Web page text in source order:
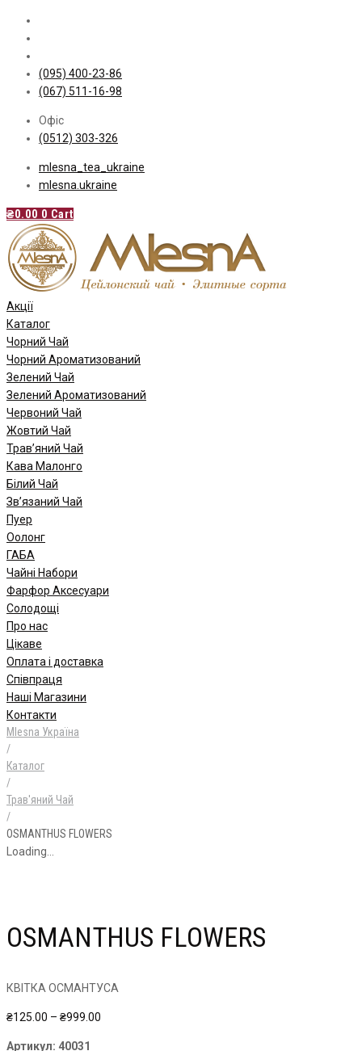
Skip
content
(095) 400-23-86
(067) 511-16-98
Офіс
(0512) 303-326
mlesna_tea_ukraine
mlesna.ukraine
₴0.00 0 Cart
Акції
Каталог
Чорний Чай
Чорний Ароматизований
Зелений Чай
Зелений Ароматизований
Червоний Чай
Жовтий Чай
Трав’яний Чай
Кава Малонго
Білий Чай
Зв’язаний Чай
Пуер
Oолонг
ГАБА
Чайні Набори
Фарфор Аксесуари
Солодощі
Про нас
Цікаве
Оплата і доставка
Співпраця
Наші Магазини
Контакти
Mlesna Україна
/
Каталог
/
Трав'яний Чай
/
OSMANTHUS FLOWERS
Loading...
OSMANTHUS FLOWERS
КВІТКА ОСМАНТУСА
₴125.00 – ₴999.00
Артикул: 40031